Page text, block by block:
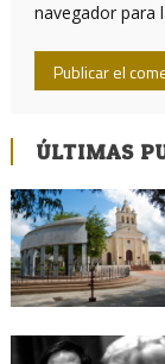
navegador para
ÚLTIMAS